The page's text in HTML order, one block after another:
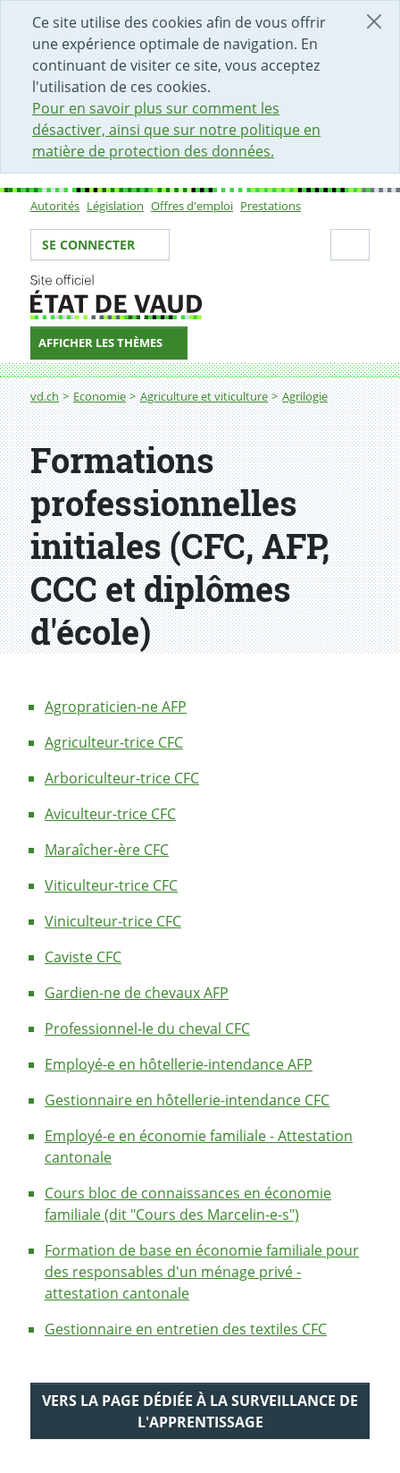
Ce site utilise des cookies afin de vous offrir
une expérience optimale de navigation. En
continuant de visiter ce site, vous acceptez
l'utilisation de ces cookies.
Pour en savoir plus sur comment les
désactiver, ainsi que sur notre politique en
matière de protection des données.
DÉBUT DU CONTENU DE LA PAGE
ACCÈS AU CHAMP DE RECHERCHE
PAGE D'ACCUEIL
FORMULAIRE DE CONTACT
Sous-navigation
Autorités Législation Offres d'emploi Prestations
Votre identité
SE CONNECTER
AFFICHER LES THÈMES
Fil d'Ariane
vd.ch Economie Agriculture et viticulture Agrilogie
Formations professionnelles initiales (CFC, AFP, CCC
Formations
professionnelles
initiales (CFC, AFP,
CCC et diplômes
d'école)
Agropraticien-ne AFP
Agriculteur-trice CFC
Arboriculteur-trice CFC
Aviculteur-trice CFC
Maraîcher-ère CFC
Viticulteur-trice CFC
Viniculteur-trice CFC
Caviste CFC
Gardien-ne de chevaux AFP
Professionnel-le du cheval CFC
Employé-e en hôtellerie-intendance AFP
Gestionnaire en hôtellerie-intendance CFC
Employé-e en économie familiale - Attestation
cantonale
Cours bloc de connaissances en économie
familiale (dit "Cours des Marcelin-e-s")
Formation de base en économie familiale pour
des responsables d'un ménage privé -
attestation cantonale
Gestionnaire en entretien des textiles CFC
VERS LA PAGE DÉDIÉE À LA SURVEILLANCE DE
L'APPRENTISSAGE